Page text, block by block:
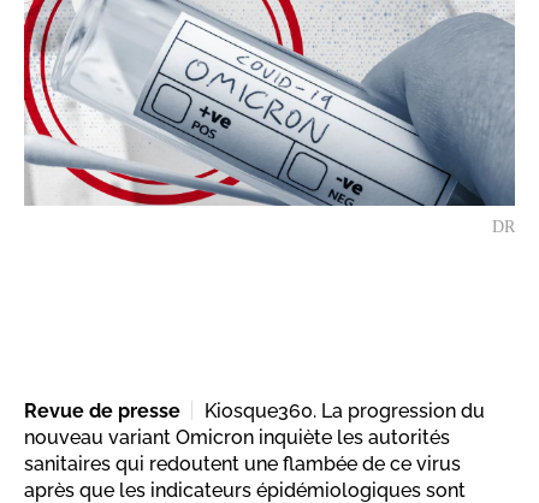
DR
Revue de presse
Kiosque360. La progression du
nouveau variant Omicron inquiète les autorités
sanitaires qui redoutent une flambée de ce virus
après que les indicateurs épidémiologiques sont